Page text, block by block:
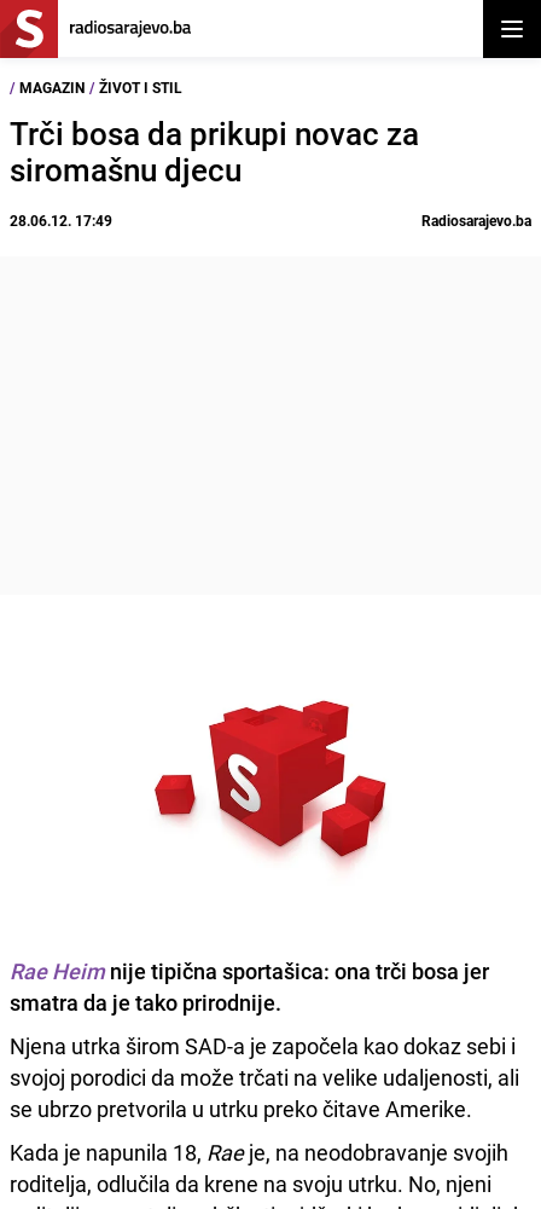
/ MAGAZIN / ŽIVOT I STIL
Trči bosa da prikupi novac za
siromašnu djecu
28.06.12. 17:49 Radiosarajevo.ba
Rae Heim nije tipična sportašica: ona trči bosa jer
smatra da je tako prirodnije.
Njena utrka širom SAD-a je započela kao dokaz sebi i
svojoj porodici da može trčati na velike udaljenosti, ali
se ubrzo pretvorila u utrku preko čitave Amerike.
Kada je napunila 18, Raeje, na neodobravanje svojih
roditelja, odlučila da krene na svoju utrku. No, njeni